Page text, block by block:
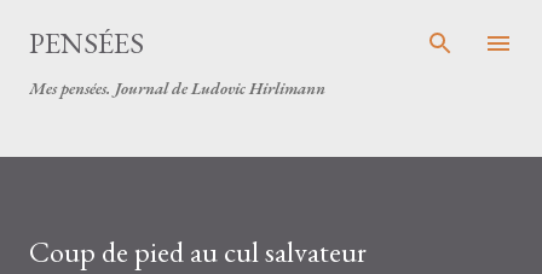
PENSÉES
Mes pensées. Journal de Ludovic Hirlimann
Coup de pied au cul salvateur